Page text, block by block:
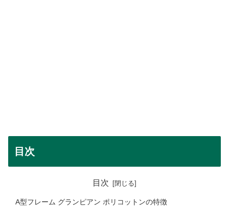
目次
目次
A型フレーム グランピアン ポリコットンの特徴